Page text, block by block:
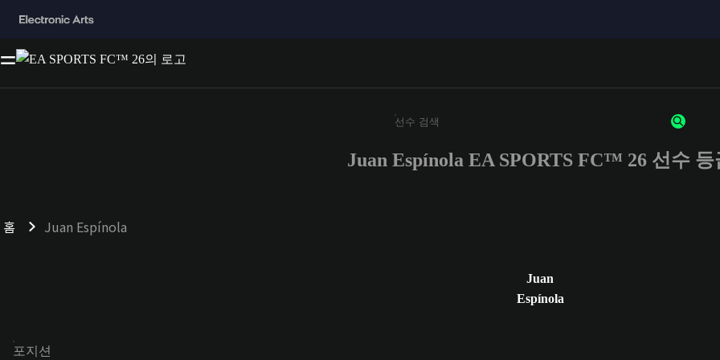
최소 3자 이상의 문자 또는 숫자를 입력하세요
Juan Espínola EA SPORTS FC™ 26 선수 등
홈 Juan Espínola
Juan
Espínola
포지션